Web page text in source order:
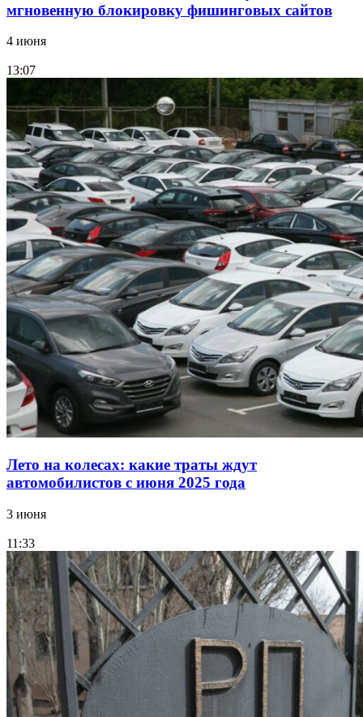
мгновенную блокировку фишинговых сайтов
4 июня
13:07
Лето на колесах: какие траты ждут
автомобилистов с июня 2025 года
3 июня
11:33